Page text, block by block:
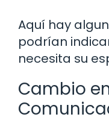
Aquí hay
podrían
necesita su
Cambio